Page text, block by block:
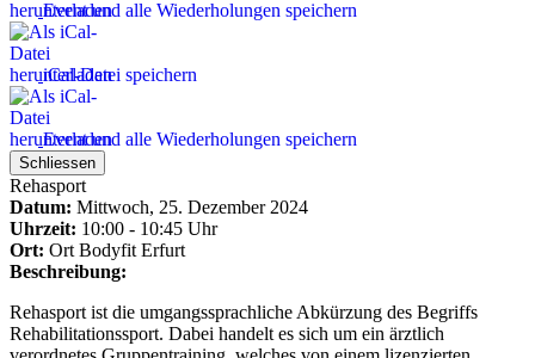
Event und alle Wiederholungen speichern
iCal-Datei speichern
Event und alle Wiederholungen speichern
Schliessen
Rehasport
Datum: Mittwoch, 25. Dezember 2024
Uhrzeit: 10:00 - 10:45 Uhr
Ort: Ort Bodyfit Erfurt
Beschreibung:
Rehasport ist die umgangssprachliche Abkürzung des Begriffs
Rehabilitationssport. Dabei handelt es sich um ein ärztlich